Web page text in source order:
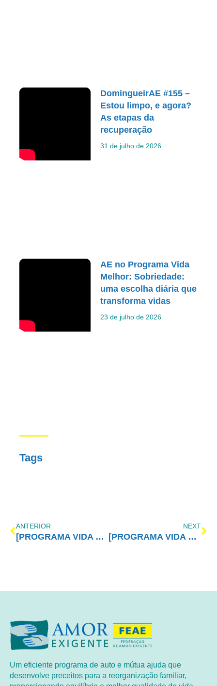
DomingueirAE #155 –
Estou limpo, e agora?
As etapas da
recuperação
31 de julho de 2026
AE no Programa Vida
Melhor: Sobriedade:
uma escolha diária que
transforma vidas
23 de julho de 2026
Tags
ANTERIOR
[PROGRAMA VIDA MELHOR – REDEVIDA] – 02/05/2016
NEXT
[PROGRAMA VIDA MELHOR – REDEVIDA] – 09/05/2016
Um eficiente programa de auto e mútua ajuda que
desenvolve preceitos para a reorganização familiar,